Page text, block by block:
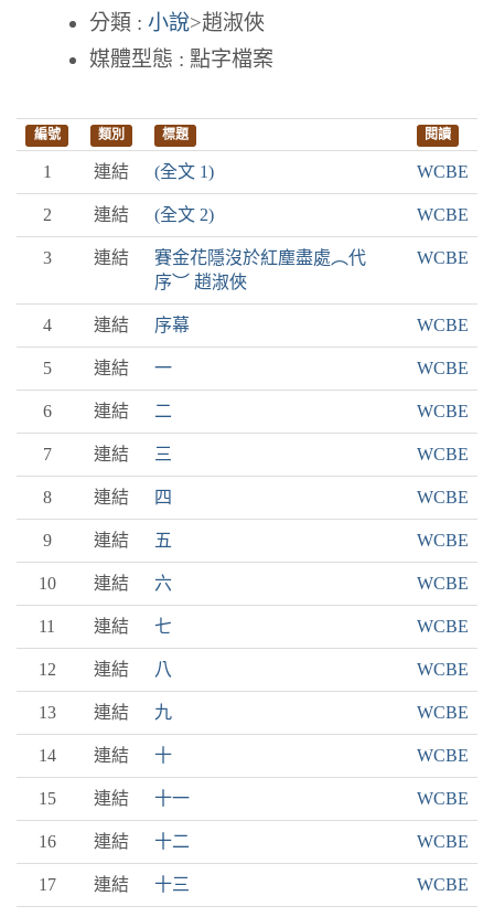
分類 : 小說>趙淑俠
媒體型態 : 點字檔案
編號 類別 標題 閱讀
1 連結 (全文 1) WCBE
2 連結 (全文 2) WCBE
3 連結
賽金花隱沒於紅塵盡處︵代
序︶ 趙淑俠
WCBE
4 連結 序幕 WCBE
5 連結 一 WCBE
6 連結 二 WCBE
7 連結 三 WCBE
8 連結 四 WCBE
9 連結 五 WCBE
10 連結 六 WCBE
11 連結 七 WCBE
12 連結 八 WCBE
13 連結 九 WCBE
14 連結 十 WCBE
15 連結 十一 WCBE
16 連結 十二 WCBE
17 連結 十三 WCBE